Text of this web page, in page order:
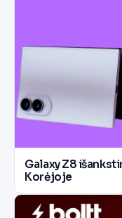
Galaxy Z8
Korėjoje